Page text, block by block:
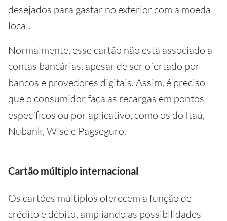
desejados para gastar no exterior com a moeda
local.
Normalmente, esse cartão não está associado a
contas bancárias, apesar de ser ofertado por
bancos e provedores digitais. Assim, é preciso
que o consumidor faça as recargas em pontos
específicos ou por aplicativo, como os do Itaú,
Nubank, Wise e Pagseguro.
Cartão múltiplo internacional
Os cartões múltiplos oferecem a função de
crédito e débito, ampliando as possibilidades